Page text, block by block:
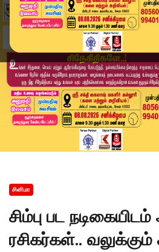
சினிமா
சிம்பு பட
ரசிகர்கள்..